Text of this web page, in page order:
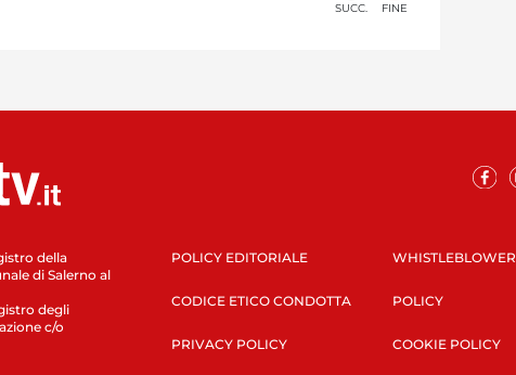
SUCC. FINE
della
di Salerno al
degli
c/o
POLICY EDITORIALE
CODICE ETICO CONDOTTA
PRIVACY POLICY
WHISTLEBLOWER
POLICY
COOKIE POLICY